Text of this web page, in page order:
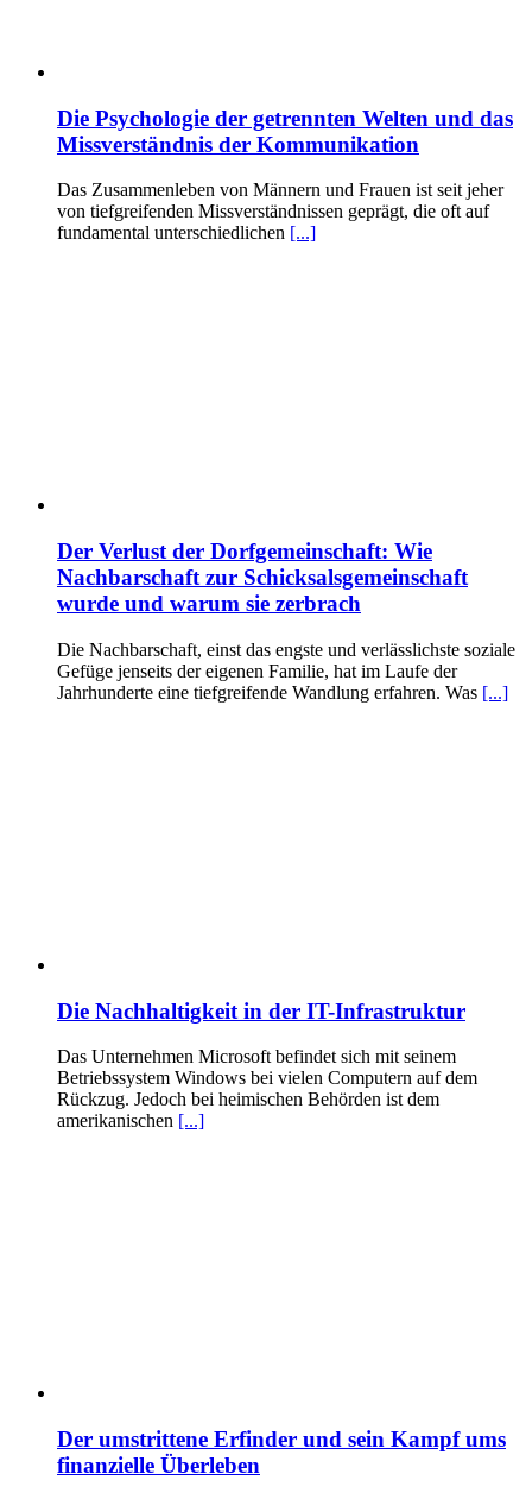
Die Psychologie der getrennten Welten und das
Missverständnis der Kommunikation
Das Zusammenleben von Männern und Frauen ist seit jeher
von tiefgreifenden Missverständnissen geprägt, die oft auf
fundamental unterschiedlichen [...]
Der Verlust der Dorfgemeinschaft: Wie
Nachbarschaft zur Schicksalsgemeinschaft
wurde und warum sie zerbrach
Die Nachbarschaft, einst das engste und verlässlichste soziale
Gefüge jenseits der eigenen Familie, hat im Laufe der
Jahrhunderte eine tiefgreifende Wandlung erfahren. Was [...]
Die Nachhaltigkeit in der IT-Infrastruktur
Das Unternehmen Microsoft befindet sich mit seinem
Betriebssystem Windows bei vielen Computern auf dem
Rückzug. Jedoch bei heimischen Behörden ist dem
amerikanischen [...]
Der umstrittene Erfinder und sein Kampf ums
finanzielle Überleben